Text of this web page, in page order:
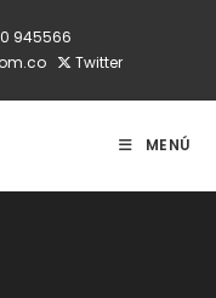
945566
Twitter
MENÚ